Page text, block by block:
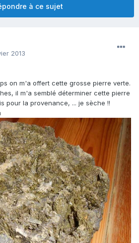
à ce sujet
2013
on m'a offert cette grosse pierre verte.
il m'a semblé déterminer cette pierre
pour la provenance, ... je sèche !!